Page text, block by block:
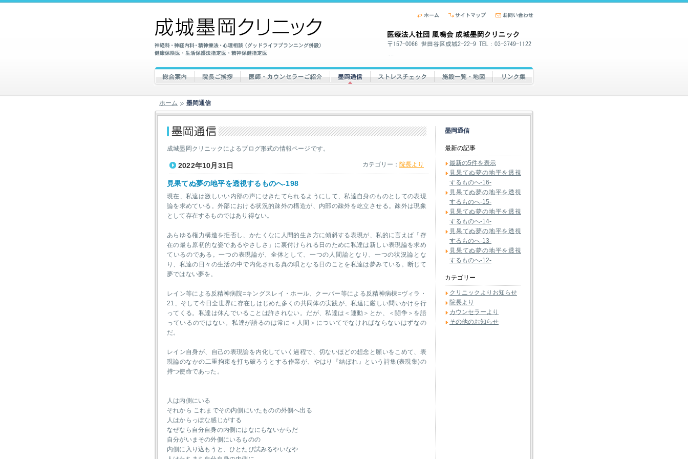
ホーム 墨岡通信
成城墨岡クリニックによるブログ形式の情報ページです。
2022年10月31日 カテゴリー： 院長より
見果てぬ夢の地平を透視するものへ-198
現在、私達は激しいい内部の声にせきたてられるようにして、私達自身のものとしての表現
論を求めている。外部における状況的疎外の構造が、内部の疎外を屹立させる。疎外は現象
として存在するものではあり得ない。
あらゆる権力構造を拒否し、かたくなに人間的生き方に傾斜する表現が、私的に言えば「存
在の最も原初的な姿であるやさしさ」に裏付けられる日のために私達は新しい表現論を求め
ているのである。一つの表現論が、全体として、一つの人間論となり、一つの状況論とな
り、私達の日々の生活の中で内化される真の唄となる日のことを私達は夢みている。断じて
夢ではない夢を。
レイン等による反精神病院=キングスレイ・ホール、クーパー等による反精神病棟=ヴィラ・
21、そして今日全世界に存在しはじめた多くの共同体の実践が、私達に厳しい問いかけを行
ってくる。私達は休んでいることは許されない。だが、私達は＜運動＞とか、＜闘争＞を語
っているのではない。私達が語るのは常に＜人間＞についてでなければならないはずなの
だ。
レイン自身が、自己の表現論を内化していく過程で、切ないほどの想念と願いをこめて、表
現論のなかの二重拘束を打ち破ろうとする作業が、やはり『結ぼれ』という詩集(表現集)の
持つ使命であった。
人は内側にいる
それから これまでその内側にいたものの外側へ出る
人はからっぽな感じがする
なぜなら自分自身の内側にはなにもないからだ
自分がいまその外側にいるものの
内側に入り込もうと、ひとたび試みるやいなや
墨岡通信
最新の記事
最新の5件を表示
見果てぬ夢の地平を透視
するものへ-16-
見果てぬ夢の地平を透視
するものへ-15-
見果てぬ夢の地平を透視
するものへ-14-
見果てぬ夢の地平を透視
するものへ-13-
見果てぬ夢の地平を透視
するものへ-12-
カテゴリー
クリニックよりお知らせ
院長より
カウンセラーより
その他のお知らせ